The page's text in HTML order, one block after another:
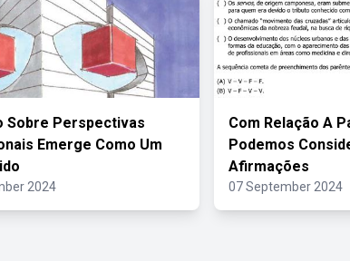
Sobre Perspectivas
Emerge Como Um
2024
Com Relação A
Podemos
Afirmações
07 September 2024